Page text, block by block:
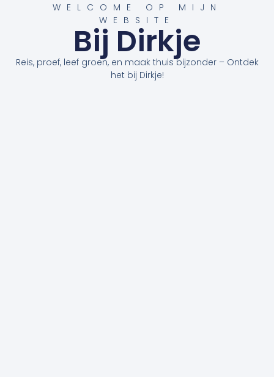
WELCOME OP MIJN
WEBSITE
Bij Dirkje
Reis, proef, leef groen, en maak thuis bijzonder – Ontdek
het bij Dirkje!